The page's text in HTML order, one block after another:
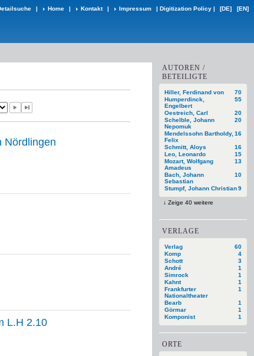
| Home | Kontakt | Impressum | Digitization Policy | [DE] [EN]
AUTOREN /
BETEILIGTE
70
Hiller, Ferdinand von
55
Humperdinck,
Engelbert
20
Oestreich, Carl
20
Schelble, Johann
Nepomuk
16
Mendelssohn Bartholdy,
Felix
16
Schmitt, Aloys
15
Leo, Leonardo
13
Mozart, Wolfgang
Amadeus
10
Bach, Johann
Sebastian
9
Stumpf, Johann Christian
Zeige 40 weitere
VERLAGE
60
Verlag
4
Komp
3
Schott
1
André
1
Simrock
1
Kahnt
1
Frankfurter
Nationaltheater
1
Bearb
1
Görmar
1
Komponist
ORTE
Nördlingen
L.H 2.10